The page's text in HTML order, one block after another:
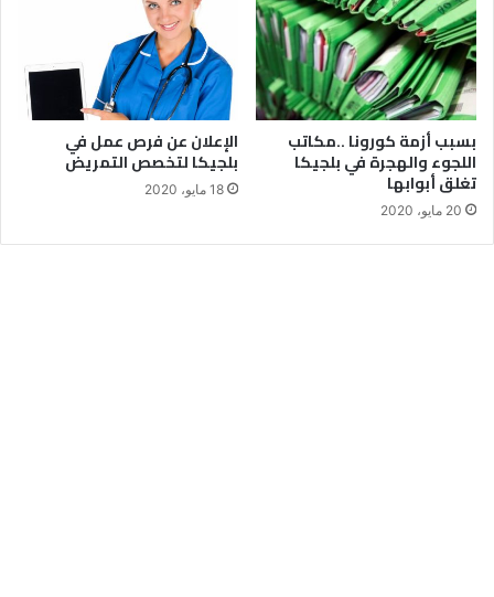
بسبب أزمة كورونا ..مكاتب
اللجوء والهجرة في بلجيكا
تغلق أبوابها
20 مايو، 2020
الإعلان عن فرص عمل في
بلجيكا لتخصص التمريض
18 مايو، 2020